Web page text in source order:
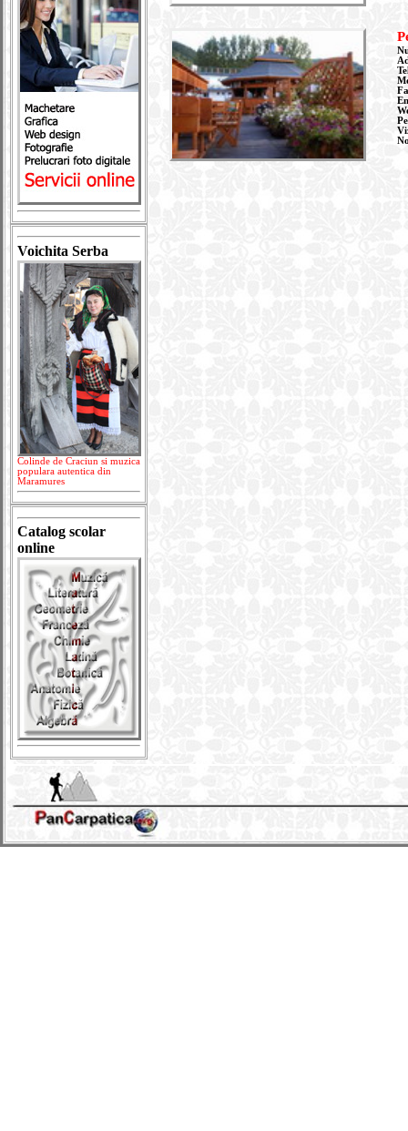
Voichita Serba
Colinde de Craciun si muzica
populara autentica din
Maramures
Catalog scolar
online